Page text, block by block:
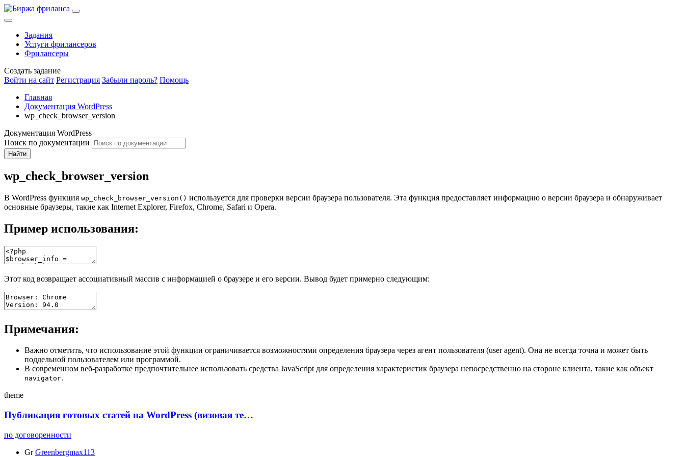
Задания
Услуги фрилансеров
Фрилансеры
Создать задание
Войти на сайт Регистрация Забыли пароль? Помощь
Главная
Документация WordPress
wp_check_browser_version
Документация WordPress
Поиск по документации
Найти
wp_check_browser_version
В WordPress функция wp_check_browser_version() используется для проверки версии браузера пользователя. Эта функция предоставляет информацию о версии браузера и обнаруживает
основные браузеры, такие как Internet Explorer, Firefox, Chrome, Safari и Opera.
Пример использования:
Этот код возвращает ассоциативный массив с информацией о браузере и его версии. Вывод будет примерно следующим:
Примечания:
Важно отметить, что использование этой функции ограничивается возможностями определения браузера через агент пользователя (user agent). Она не всегда точна и может быть
поддельной пользователем или программой.
В современном веб-разработке предпочтительнее использовать средства JavaScript для определения характеристик браузера непосредственно на стороне клиента, такие как объект
navigator.
theme
Публикация готовых статей на WordPress (визовая те…
по договоренности
Gr Greenbergmax113